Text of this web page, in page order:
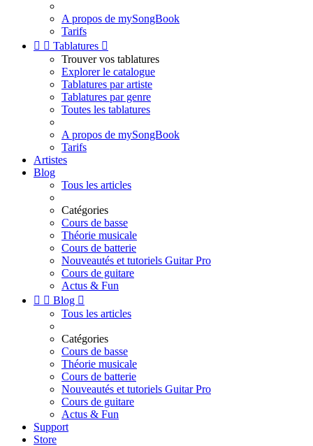
A propos de mySongBook
Tarifs
  Tablatures 
Trouver vos tablatures
Explorer le catalogue
Tablatures par artiste
Tablatures par genre
Toutes les tablatures
A propos de mySongBook
Tarifs
Artistes
Blog
Tous les articles
Catégories
Cours de basse
Théorie musicale
Cours de batterie
Nouveautés et tutoriels Guitar Pro
Cours de guitare
Actus & Fun
  Blog 
Tous les articles
Catégories
Cours de basse
Théorie musicale
Cours de batterie
Nouveautés et tutoriels Guitar Pro
Cours de guitare
Actus & Fun
Support
Store